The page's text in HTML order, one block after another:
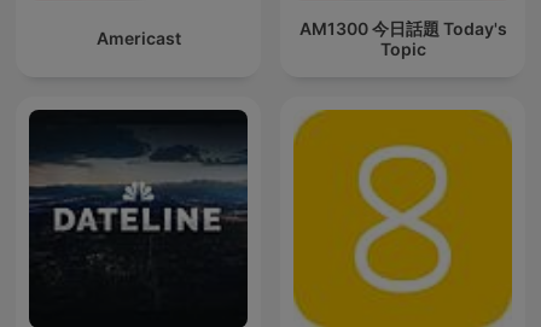
Americast
AM1300 今日話題 Today's
Topic